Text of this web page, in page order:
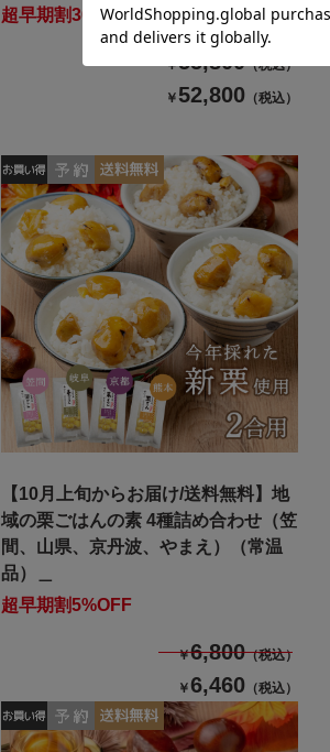
超早期割3000円引き
￥55,800（税込）
￥ 52,800 （税込）
【10月上旬からお届け/送料無料】地
域の栗ごはんの素 4種詰め合わせ（笠
間、山県、京丹波、やまえ）（常温
品）＿
超早期割5%OFF
￥6,800（税込）
￥6,460 （税込）